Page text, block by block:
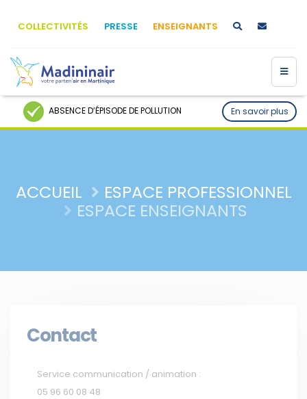
COLLECTIVITÉS PRESSE ENSEIGNANTS
ABSENCE D’ÉPISODE DE POLLUTION En savoir plus
ACCUEIL
ESPACE PROFESSIONNEL
ESPACE ENSEIGNANTS
Contact
Service communication / animation :
05 96 60 08 48